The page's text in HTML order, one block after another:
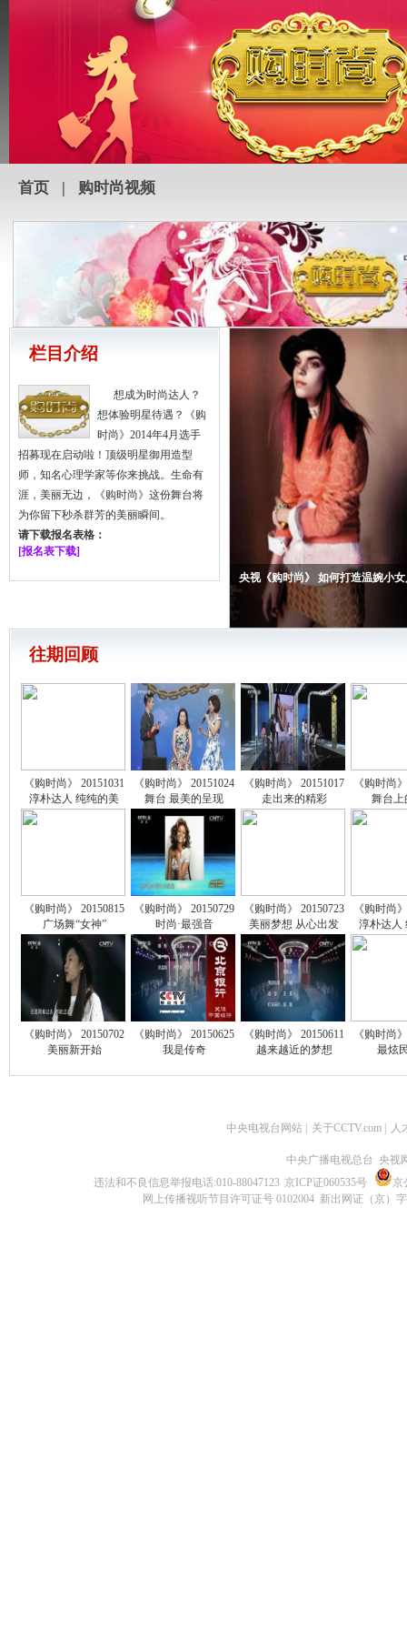
首页 | 购时尚视频
栏目介绍
想成为时尚达人？
想体验明星待遇？《购
时尚》2014年4月选手
招募现在启动啦！顶级明星御用造型
师，知名心理学家等你来挑战。生命有
涯，美丽无边，《购时尚》这份舞台将
为你留下秒杀群芳的美丽瞬间。
请下载报名表格：
[报名表下载]
毛呢短外套打造冬日黄金比例
央视《购时尚》 如何打造温婉小
央视《购时尚》 如何选择适合自
往期回顾
《购时尚》 20151031
淳朴达人 纯纯的美
《购时尚》 20151024
舞台 最美的呈现
《购时尚》 20151017
走出来的精彩
《购时尚
舞台上
《购时尚》 20150815
广场舞“女神”
《购时尚》 20150729
时尚·最强音
《购时尚》 20150723
美丽梦想 从心出发
《购时尚
淳朴达人
《购时尚》 20150702
美丽新开始
《购时尚》 20150625
我是传奇
《购时尚》 20150611
越来越近的梦想
《购时尚
最炫
中央电视台网站 关于CCTV.com 人
中央广播电视总台 央视
违法和不良信息举报电话:010-88047123 京ICP证060535号
京
网上传播视听节目许可证号 0102004 新出网证（京）